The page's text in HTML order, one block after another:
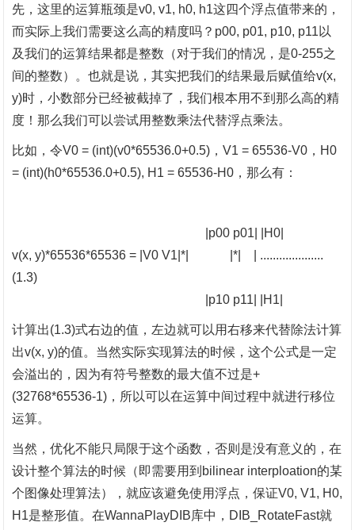
先，这里的运算瓶颈是v0, v1, h0, h1这四个浮点值带来的，
而实际上我们需要这么高的精度吗？p00, p01, p10, p11以
及我们的运算结果都是整数（对于我们的情况，是0-255之
间的整数）。也就是说，其实把我们的结果最后赋值给v(x,
y)时，小数部分已经被截掉了，我们根本用不到那么高的精
度！那么我们可以尝试用整数乘法代替浮点乘法。
比如，令V0 = (int)(v0*65536.0+0.5)，V1 = 65536-V0，H0
= (int)(h0*65536.0+0.5), H1 = 65536-H0，那么有：
|p00 p01| |H0|
v(x, y)*65536*65536 = |V0 V1|*| |*| | ....................
(1.3)
|p10 p11| |H1|
计算出(1.3)式右边的值，左边就可以用右移来代替除法计算
出v(x, y)的值。当然实际实现算法的时候，这个公式是一定
会溢出的，因为有符号整数的最大值不过是+
(32768*65536-1)，所以可以在运算中间过程中就进行移位
运算。
当然，优化不能只局限于这个函数，否则是没有意义的，在
设计整个算法的时候（即需要用到 bilinear interploation的某
个图像处理算法），就应该避免使用浮点，保证V0, V1, H0,
H1是整形值。在WannaPlayDIB库中，DIB_RotateFast就